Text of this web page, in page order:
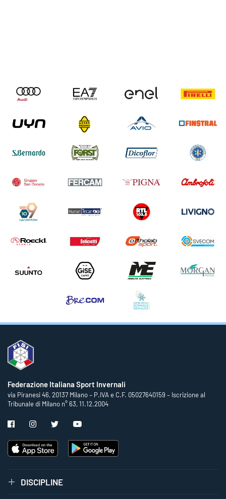
Federazione Italiana Sport Invernali
via Piranesi 46, 20137 Milano – P.IVA e C.F. 05027640159 – Iscrizione al
Tribunale di Milano n° 63, 11.12.2004
DISCIPLINE